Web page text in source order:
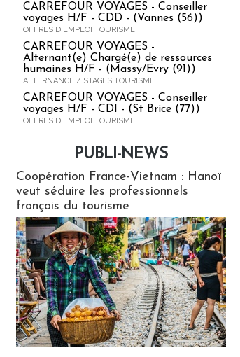
CARREFOUR VOYAGES - Conseiller
voyages H/F - CDD - (Vannes (56))
OFFRES D'EMPLOI TOURISME
CARREFOUR VOYAGES -
Alternant(e) Chargé(e) de ressources
humaines H/F - (Massy/Evry (91))
ALTERNANCE / STAGES TOURISME
CARREFOUR VOYAGES - Conseiller
voyages H/F - CDI - (St Brice (77))
OFFRES D'EMPLOI TOURISME
PUBLI-NEWS
Coopération France-Vietnam : Hanoï
veut séduire les professionnels
français du tourisme